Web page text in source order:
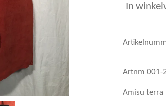
In
Artnm 001-
Amisu terra